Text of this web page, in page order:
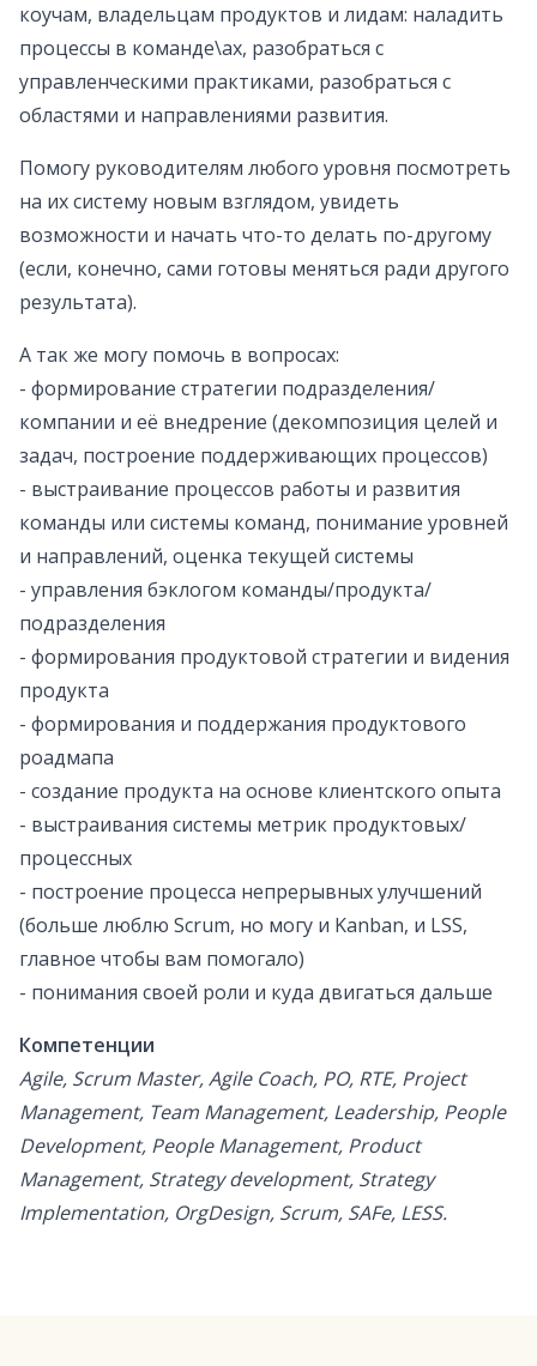
коучам, владельцам продуктов и лидам: наладить
процессы в команде\ах, разобраться с
управленческими практиками, разобраться с
областями и направлениями развития.
Помогу руководителям любого уровня посмотреть
на их систему новым взглядом, увидеть
возможности и начать что-то делать по-другому
(если, конечно, сами готовы меняться ради другого
результата).
А так же могу помочь в вопросах:
- формирование стратегии подразделения/
компании и её внедрение (декомпозиция целей и
задач, построение поддерживающих процессов)
- выстраивание процессов работы и развития
команды или системы команд, понимание уровней
и направлений, оценка текущей системы
- управления бэклогом команды/продукта/
подразделения
- формирования продуктовой стратегии и видения
продукта
- формирования и поддержания продуктового
роадмапа
- создание продукта на основе клиентского опыта
- выстраивания системы метрик продуктовых/
процессных
- построение процесса непрерывных улучшений
(больше люблю Scrum, но могу и Kanban, и LSS,
главное чтобы вам помогало)
- понимания своей роли и куда двигаться дальше
Компетенции
Agile, Scrum Master, Agile Coach, PO, RTE, Project
Management, Team Management, Leadership, People
Development, People Management, Product
Management, Strategy development, Strategy
Implementation, OrgDesign, Scrum, SAFe, LESS.